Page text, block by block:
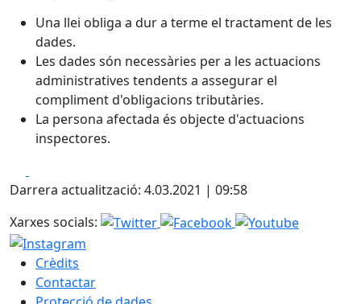
Una llei obliga a dur a terme el tractament de les
dades.
Les dades són necessàries per a les actuacions
administratives tendents a assegurar el
compliment d'obligacions tributàries.
La persona afectada és objecte d'actuacions
inspectores.
Darrera actualització: 4.03.2021 | 09:58
Xarxes socials:
Crèdits
Contactar